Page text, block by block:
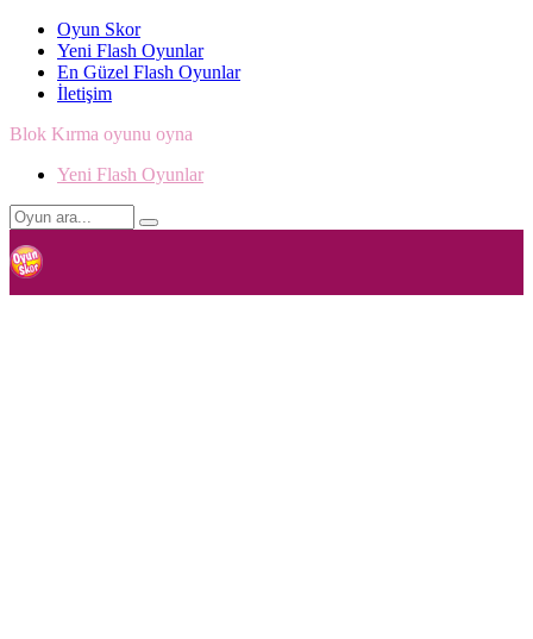
Oyun Skor
Yeni Flash Oyunlar
En Güzel Flash Oyunlar
İletişim
Blok Kırma oyunu oyna
Yeni Flash Oyunlar